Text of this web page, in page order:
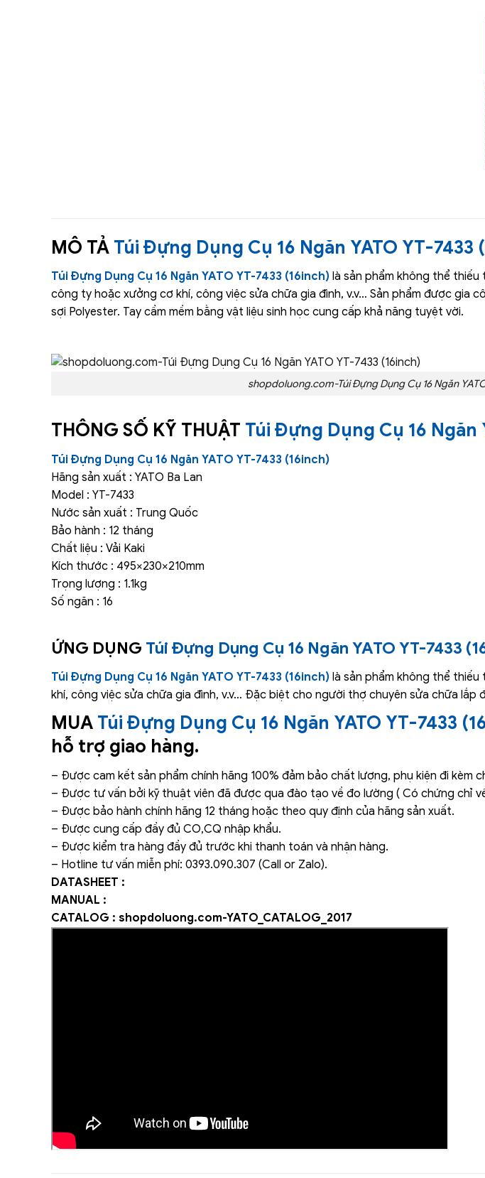
MÔ TẢ Túi Đựng Dụng Cụ 16 Ngăn YATO YT-7433
Túi Đựng Dụng Cụ 16 Ngăn YATO YT-7433 (16inch) là sản phẩm không thể
công ty hoặc xưởng cơ khí, công việc sửa chữa gia đình, v.v… Sản phẩm được gia
sợi Polyester. Tay cầm mềm bằng vật liệu sinh học cung cấp khả năng tuyệt vời.
shopdoluong.com-Túi Đựng Dụng Cụ 16 Ngăn
THÔNG SỐ KỸ THUẬT Túi Đựng Dụng Cụ 16 Ngăn
Túi Đựng Dụng Cụ 16 Ngăn YATO YT-7433 (16inch)
Hãng sản xuất : YATO Ba Lan
Model : YT-7433
Nước sản xuất : Trung Quốc
Bảo hành : 12 tháng
Chất liệu : Vải Kaki
Kích thước : 495×230×210mm
Trọng lượng : 1.1kg
Số ngăn : 16
ỨNG DỤNG Túi Đựng Dụng Cụ 16 Ngăn YATO YT-7433
Túi Đựng Dụng Cụ 16 Ngăn YATO YT-7433 (16inch) là sản phẩm không thể
khí, công việc sửa chữa gia đình, v.v… Đặc biệt cho người thợ chuyên sửa chữa lắp
MUA Túi Đựng Dụng Cụ 16 Ngăn YATO YT-7433
hỗ trợ giao hàng.
– Được cam kết sản phẩm chính hãng 100% đảm bảo chất lượng, phụ kiện đi kèm
– Được tư vấn bởi kỹ thuật viên đã được qua đào tạo về đo lường ( Có chứng chỉ
– Được bảo hành chính hãng 12 tháng hoặc theo quy định của hãng sản xuất.
– Được cung cấp đầy đủ CO,CQ nhập khẩu.
– Được kiểm tra hàng đầy đủ trước khi thanh toán và nhận hàng.
– Hotline tư vấn miễn phí: 0393.090.307 (Call or Zalo).
DATASHEET :
MANUAL :
CATALOG : shopdoluong.com-YATO_CATALOG_2017